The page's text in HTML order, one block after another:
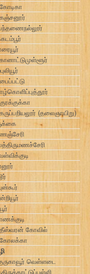
(தலைஞாயிறு)
கோவில்
வெள்ளடை